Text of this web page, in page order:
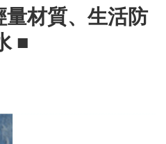
材質、生活防
■